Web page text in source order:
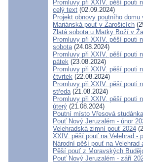
Promluvy při XXIV. pěší pouti
celý text (02.09.2024)
Projekt obnovy poutního
Mariánská pouť v Žarošicích
Zlatá sobota u Matky Boží v
Promluvy při XXIV. pěší pouti
sobota(24.08.2024)
Promluvy při XXIV. pěší pouti
pátek (23.08.2024)
Promluvy při XXIV. pěší pouti
čtvrtek (22.08.2024)
Promluvy při XXIV. pěší pouti
středa(21.08.2024)
Promluvy při XXIV. pěší pouti
úterý (21.08.2024)
Poutní místo Vřesová
Pouť Nový Jeruzalém - únor
Velehradská zimní pouť 2024
XXIV. pěší pouť na Velehrad -
Národní pěší pouť na
Pěší pouť z Moravských
Pouť Nový Jeruzalém - září